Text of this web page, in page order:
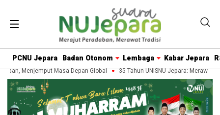
PCNU Jepara Badan Otonom Lembaga Kabar Jepara
Menjemput Masa Depan Global 35 Tahun UNISNU Jepara: Merawat